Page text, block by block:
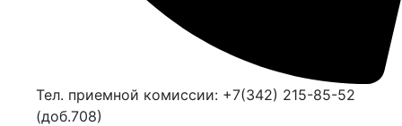
Тел. приемной комиссии: +7(342) 215-85-52
(доб.708)